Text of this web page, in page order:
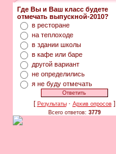
Где Вы и Ваш класс будете
отмечать выпускной-2010?
в ресторане
на теплоходе
в здании школы
в кафе или баре
другой вариант
не определились
я не буду отмечать
[ Результаты· Архив опросов]
Всего ответов: 3779